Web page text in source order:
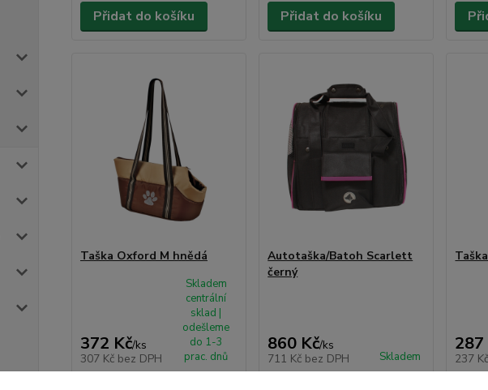
Přidat do košíku Přidat do košíku
Taška Oxford M hnědá
372 Kč/ks
307 Kč bez DPH
Skladem
centrální
sklad |
odešleme
do 1-3
prac. dnů
Autotaška/Batoh Scarlett
černý
860 Kč/ks
711 Kč bez DPH Skladem
287
237 Kč